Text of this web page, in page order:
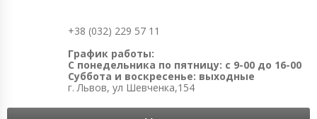
+38 (032) 229 57 11
График работы:
С понедельника по пятницу: с 9-00 до 16-00
Суббота и воскресенье: выходные
г. Львов, ул Шевченка,154